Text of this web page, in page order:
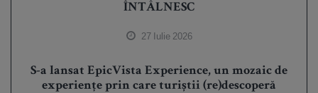
ÎNTÂLNESC
27 Iulie 2026
S-a lansat EpicVista Experience, un mozaic de
experiențe prin care turiștii (re)descoperă